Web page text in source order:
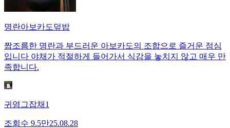
명란아보카도덮밥
짭조름한 명란과 부드러운 아보카도의 조합으로 즐거운 점심
입니다 야채가 적절하게 들어가서 식감을 놓치지 않고 매우 만
족합니다.
귀염그잡채1
조회수 9.5만25.08.28